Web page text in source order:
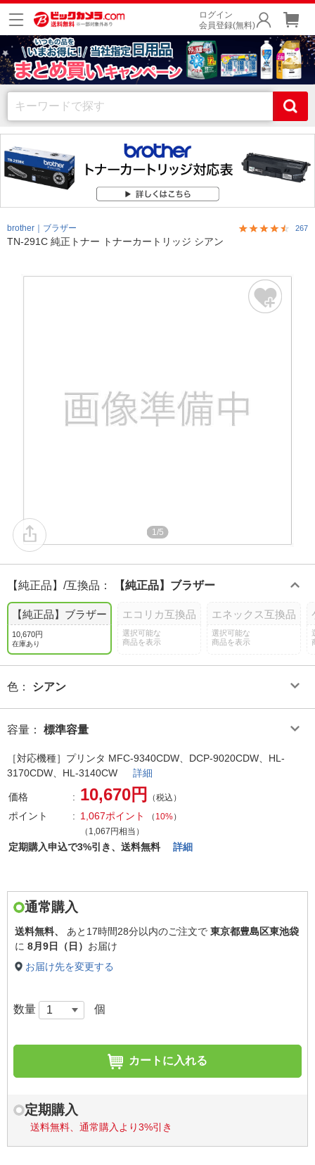
ログイン
会員登録(無料)
brother｜ブラザー 267
TN-291C 純正トナー トナーカートリッジ シアン
1/5
【純正品】/互換品 ： 【純正品】ブラザー
【純正品】ブラザー
10,670円
在庫あり
エコリカ互換品
選択可能な
商品を表示
エネックス互換品
選択可能な
商品を表示
色 ： シアン
容量 ： 標準容量
［対応機種］プリンタ MFC-9340CDW、DCP-9020CDW、HL-
3170CDW、HL-3140CW 詳細
価格 10,670円 （税込）
ポイント 1,067ポイント （ 10%）
（1,067円相当）
定期購入申込で3%引き、送料無料 詳細
通常購入
送料無料、 あと 17時間28分以内のご注文で 東京都豊島区東池袋
に 8月9日（日） お届け
お届け先を変更する
数量 個
カートに入れる
定期購入
送料無料、通常購入より3%引き